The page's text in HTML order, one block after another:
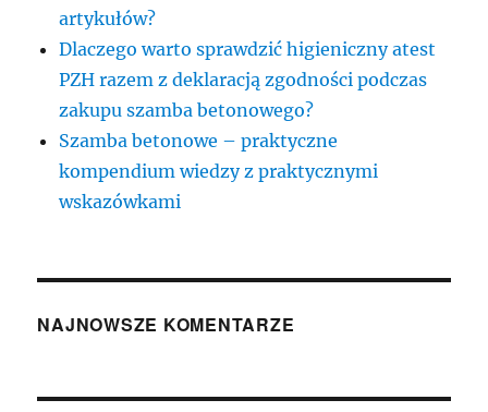
artykułów?
Dlaczego warto sprawdzić higieniczny atest
PZH razem z deklaracją zgodności podczas
zakupu szamba betonowego?
Szamba betonowe – praktyczne
kompendium wiedzy z praktycznymi
wskazówkami
NAJNOWSZE KOMENTARZE